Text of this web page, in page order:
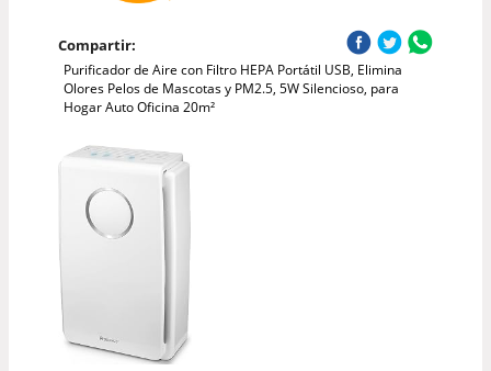
Compartir:
Purificador de Aire con Filtro HEPA Portátil USB, Elimina
Olores Pelos de Mascotas y PM2.5, 5W Silencioso, para
Hogar Auto Oficina 20m²